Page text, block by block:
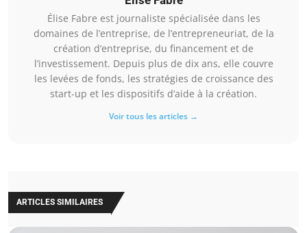
Élise Fabre est journaliste spécialisée dans les
domaines de l’entreprise, de l’entrepreneuriat, de la
création d’entreprise, du financement et de
l’investissement. Depuis plus de dix ans, elle couvre
les levées de fonds, les stratégies de croissance des
start-up et les dispositifs d’aide à la création.
Voir tous les articles →
ARTICLES SIMILAIRES